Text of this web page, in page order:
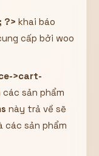
?> khai báo
cấp bởi woo
>cart-
sản phẩm
này trả về sẽ
các sản phẩm